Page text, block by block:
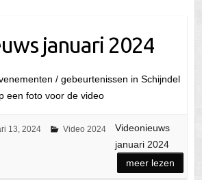
januari 2024
/ gebeurtenissen in Schijndel
een foto voor de video
13, 2024 Video 2024
Videonieuws
januari 2024
meer lezen